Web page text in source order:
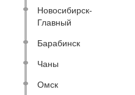
Новосибирск-
Главный
Барабинск
Чаны
Омск